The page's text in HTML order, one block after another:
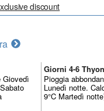
discount
Giovedì
Giorni 4-6
Pioggia
Lunedì notte.
9°C Martedì